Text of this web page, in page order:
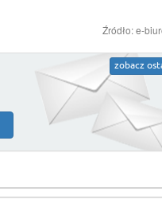
Źródło: e-
zobacz